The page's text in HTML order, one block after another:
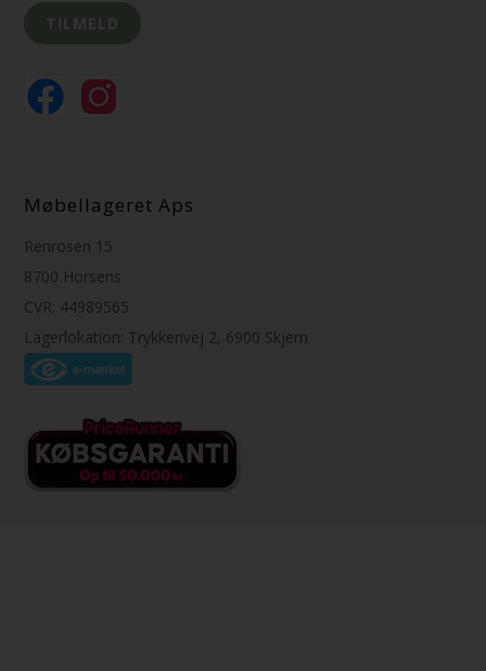
Møbellageret Aps
Renrosen 15
8700 Horsens
CVR: 44989565
Lagerlokation: Trykkerivej 2, 6900 Skjern